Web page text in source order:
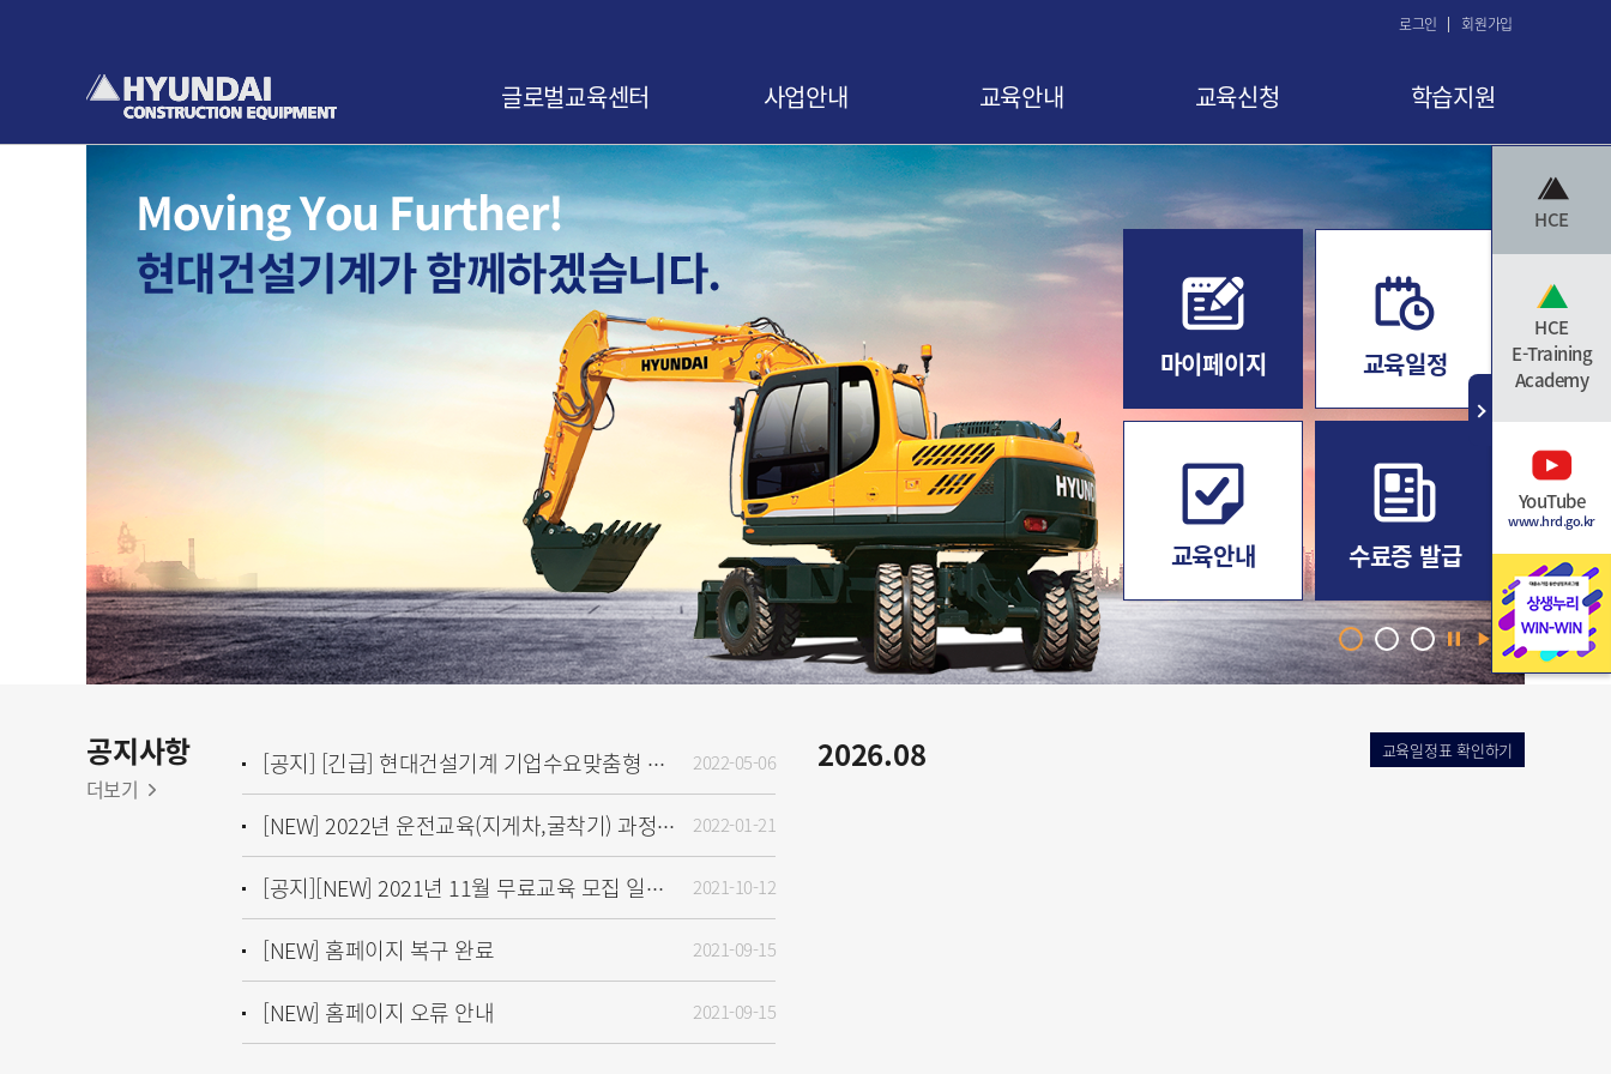
기
로그인 회원가입
글로벌교육센터
교육비전
찾아오시는 길
사업안내
사업 소개
협약 안내
협약기업 조회
교육안내
교육신청 안내
교육 로드맵
교육 연간일정
교육신청
교육 신청
교육신청현황
수료증 발급
학습지원
공지사항
FAQ
자료실
마이페이지 교육일정
교육안내 수료증 발급
공지사항
더보기
[공지] [긴급] 현대건설기계 기업수요맞춤형 직무분석 및 훈련과정 개발 용역 입찰 안내 2022-05-06
[NEW] 2022년 운전교육(지게차,굴착기) 과정 신청 안내 2022-01-21
[공지][NEW] 2021년 11월 무료교육 모집 일정 안내♥ 2021-10-12
[NEW] 홈페이지 복구 완료 2021-09-15
[NEW] 홈페이지 오류 안내 2021-09-15
2026.08 교육일정표 확인하기
HCE
HCE
E-Training
Academy
YouTube
www.hrd.go.kr